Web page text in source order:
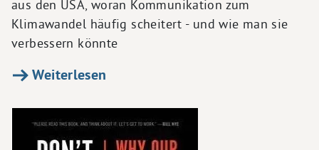
aus den USA, woran Kommunikation zum
Klimawandel häufig scheitert - und wie man sie
verbessern könnte
Weiterlesen